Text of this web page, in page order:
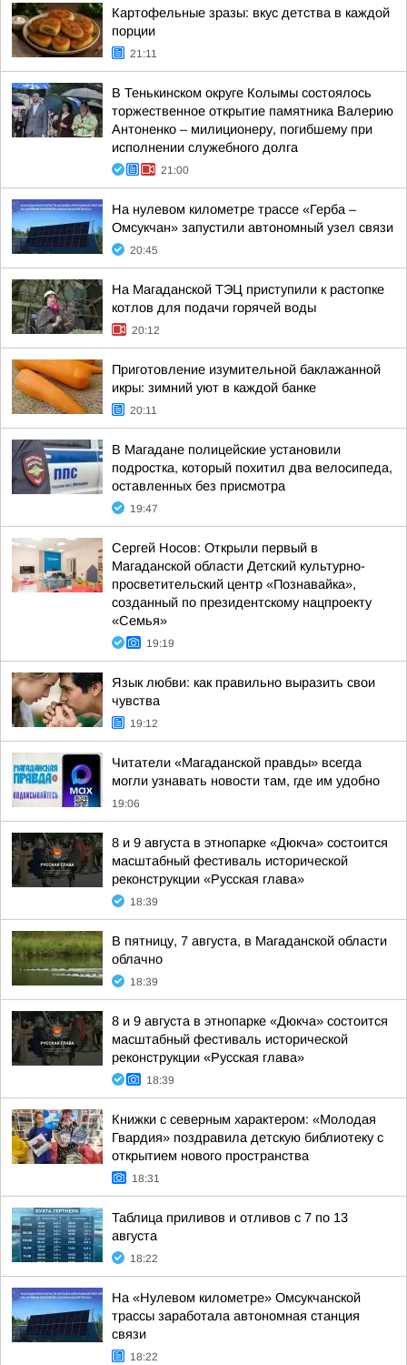
Картофельные зразы: вкус детства в каждой
порции
21:11
В Тенькинском округе Колымы состоялось
торжественное открытие памятника Валерию
Антоненко – милиционеру, погибшему при
исполнении служебного долга
21:00
На нулевом километре трассе «Герба –
Омсукчан» запустили автономный узел связи
20:45
На Магаданской ТЭЦ приступили к растопке
котлов для подачи горячей воды
20:12
Приготовление изумительной баклажанной
икры: зимний уют в каждой банке
20:11
В Магадане полицейские установили
подростка, который похитил два велосипеда,
оставленных без присмотра
19:47
Сергей Носов: Открыли первый в
Магаданской области Детский культурно-
просветительский центр «Познавайка»,
созданный по президентскому нацпроекту
«Семья»
19:19
Язык любви: как правильно выразить свои
чувства
19:12
Читатели «Магаданской правды» всегда
могли узнавать новости там, где им удобно
19:06
8 и 9 августа в этнопарке «Дюкча» состоится
масштабный фестиваль исторической
реконструкции «Русская глава»
18:39
В пятницу, 7 августа, в Магаданской области
облачно
18:39
8 и 9 августа в этнопарке «Дюкча» состоится
масштабный фестиваль исторической
реконструкции «Русская глава»
18:39
Книжки с северным характером: «Молодая
Гвардия» поздравила детскую библиотеку с
открытием нового пространства
18:31
Таблица приливов и отливов с 7 по 13
августа
18:22
На «Нулевом километре» Омсукчанской
трассы заработала автономная станция
связи
18:22